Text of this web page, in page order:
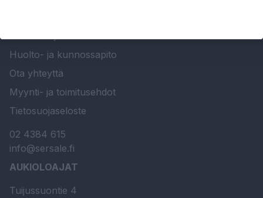
Huolto- ja kunnossapito
Ota yhteyttä
Myynti- ja toimitusehdot
Tietosuojaseloste
02 4384 615
info@sersale.fi
AUKIOLOAJAT
Tuijussuontie 4